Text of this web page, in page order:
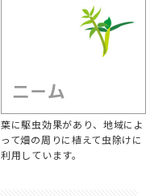
葉に駆虫効果があり、地域によ
って畑の周りに植えて虫除けに
利用しています。